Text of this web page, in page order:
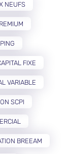
NEUFS
FIXE
VARIABLE
SCPI
BREEAM